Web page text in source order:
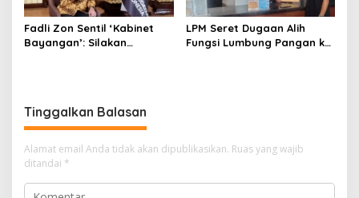
Fadli Zon Sentil ‘Kabinet
Bayangan’: Silakan
LPM Seret Dugaan Alih
Fungsi Lumbung Pangan ke
Tinggalkan Balasan
Alamat email Anda tidak akan dipublikasikan. Ruas yang wajib
ditandai *